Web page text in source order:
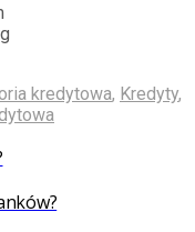
kredytowa, Kredyty,